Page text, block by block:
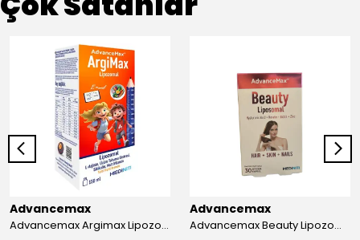
Advancemax
Advancemax Argimax Lipozomal Sıvı 150 ml 8684375607587
Advancemax
Advancemax Beauty Lipozomal Hyalüronik Asit Keratin Biotin Zn 30 Kapsül 8684375607556